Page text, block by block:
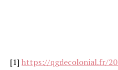
[1] https://qgdecolonial.fr/